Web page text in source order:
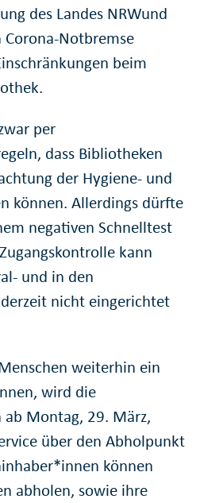
des Landes NRWund
Notbremse
beim
per
dass Bibliotheken
der Hygiene- und
können. Allerdings dürfte
negativen Schnelltest
kann
und in den
nicht eingerichtet
weiterhin ein
wird die
Montag, 29. März,
über den Abholpunkt
können
abholen, sowie ihre